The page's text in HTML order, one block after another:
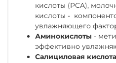
кислоты (PCA),
кислоты -
увлажняющего
Аминокислоты -
эффективно
Салициловая кислота